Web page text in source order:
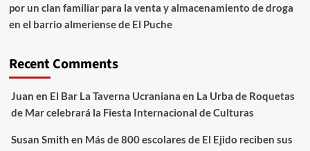
por un clan familiar para la venta y almacenamiento de droga
en el barrio almeriense de El Puche
Recent Comments
Juan en El Bar La Taverna Ucraniana en La Urba de Roquetas
de Mar celebrará la Fiesta Internacional de Culturas
Susan Smith en Más de 800 escolares de El Ejido reciben sus